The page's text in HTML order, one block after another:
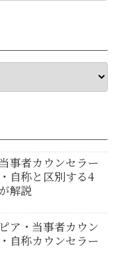
事者カウンセラー
自称と区別する4
解説
ア・当事者カウン
自称カウンセラー